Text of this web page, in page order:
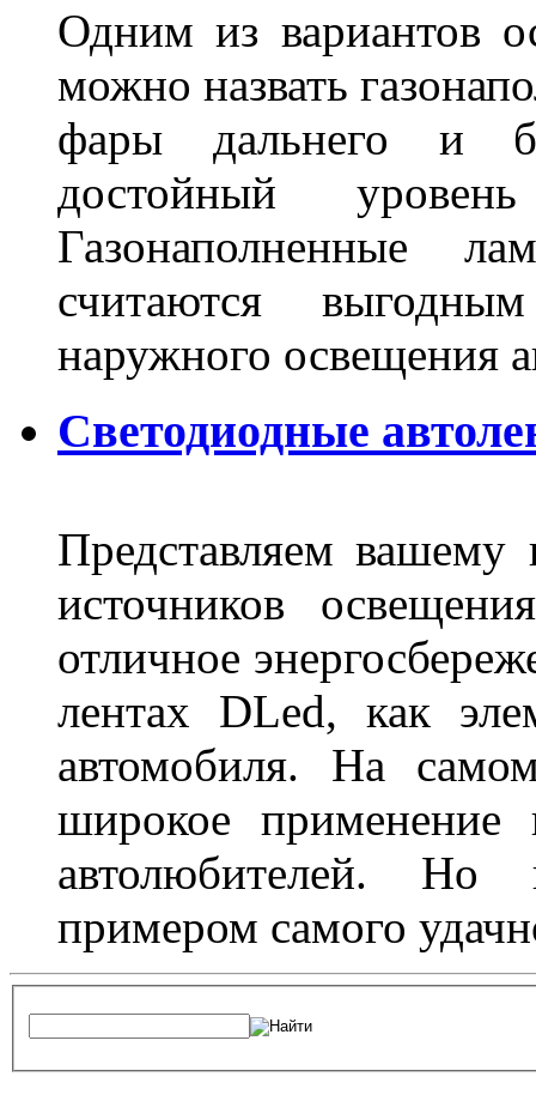
Одним из вариантов
можно назвать
фары дальнего и
достойный
Газонаполненные
считаются
наружного освещения
Светодиодные
Представляем
источников
отличное
лентах DLed, как
автомобиля. На
широкое
автолюбителей. Но
примером самого